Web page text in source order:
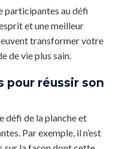
participantes au défi
et une meilleur
transformer votre
de vie plus sain.
pour réussir son
défi de la planche et
Par exemple, il n’est